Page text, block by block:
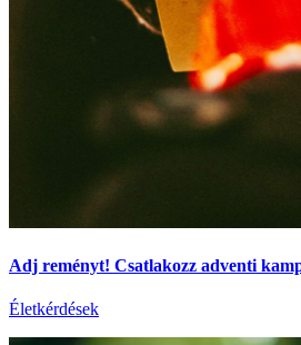
Adj reményt! Csatlakozz adventi
Életkérdések